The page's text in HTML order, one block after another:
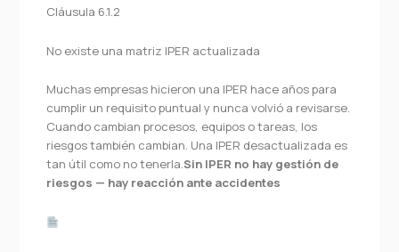
Cláusula 6.1.2
No existe una matriz IPER actualizada
Muchas empresas hicieron una IPER hace años para
cumplir un requisito puntual y nunca volvió a revisarse.
Cuando cambian procesos, equipos o tareas, los
riesgos también cambian. Una IPER desactualizada es
tan útil como no tenerla.Sin IPER no hay gestión de
riesgos — hay reacción ante accidentes